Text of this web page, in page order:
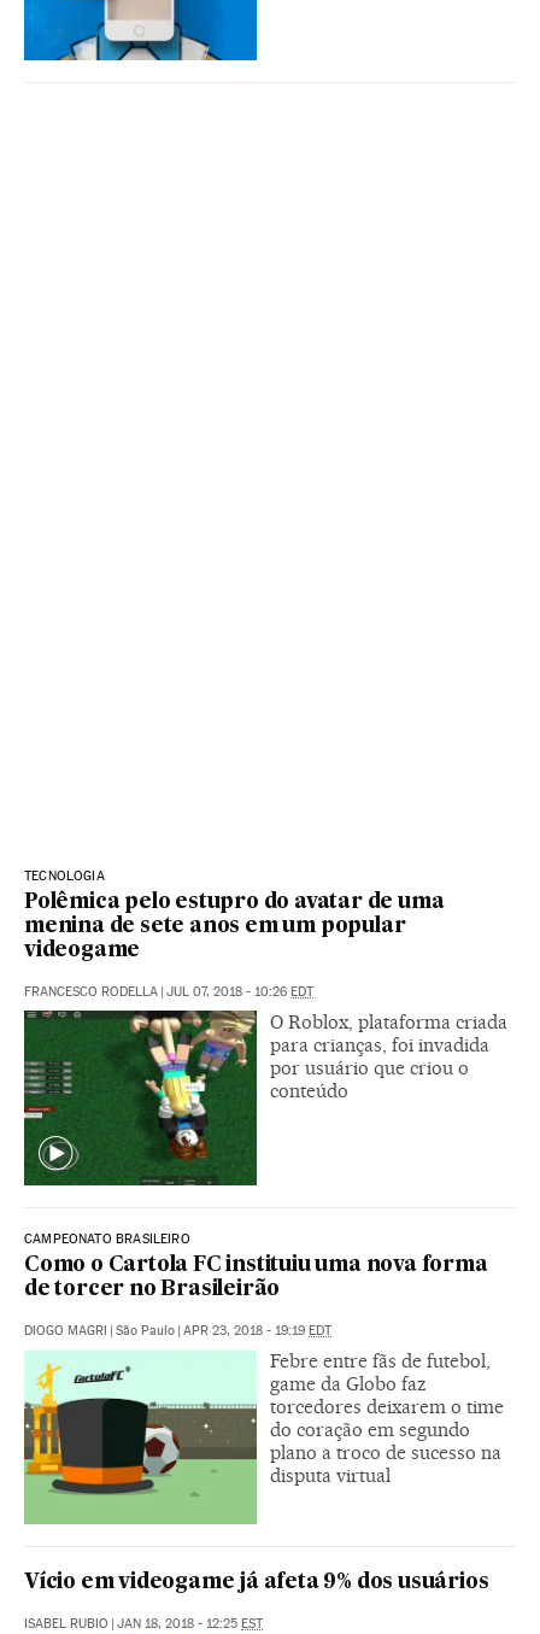
TECNOLOGIA
Polêmica pelo estupro do avatar de uma
menina de sete anos em um popular
videogame
FRANCESCO RODELLA | JUL 07, 2018 - 10:26 EDT
O Roblox, plataforma criada
para crianças, foi invadida
por usuário que criou o
conteúdo
CAMPEONATO BRASILEIRO
Como o Cartola FC instituiu uma nova forma
de torcer no Brasileirão
DIOGO MAGRI | São Paulo | APR 23, 2018 - 19:19 EDT
Febre entre fãs de futebol,
game da Globo faz
torcedores deixarem o time
do coração em segundo
plano a troco de sucesso na
disputa virtual
Vício em videogame já afeta 9% dos usuários
ISABEL RUBIO | JAN 18, 2018 - 12:25 EST